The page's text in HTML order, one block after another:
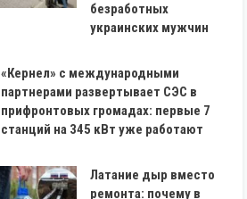
безработных
украинских мужчин
«Кернел» с международными
партнерами развертывает СЭС в
прифронтовых громадах: первые 7
станций на 345 кВт уже работают
Латание дыр вместо
ремонта: почему в